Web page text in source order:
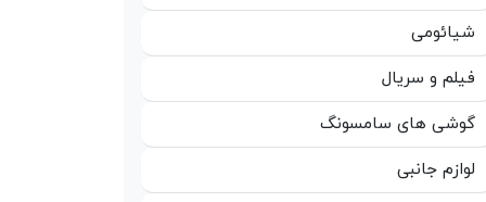
شیائومی
فیلم و سریال
گوشی های سامسونگ
لوازم جانبی